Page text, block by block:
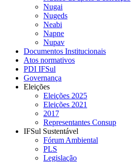
Nugai
Nugeds
Neabi
Napne
Nupav
Documentos Institucionais
Atos normativos
PDI IFSul
Governança
Eleições
Eleições 2025
Eleições 2021
2017
Representantes Consup
IFSul Sustentável
Fórum Ambiental
PLS
Legislação